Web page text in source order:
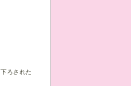
ろされた